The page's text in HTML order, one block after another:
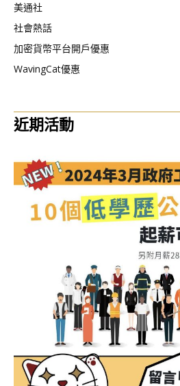
美通社
社會熱話
加密貨幣平台開戶優惠
WavingCat優惠
近期活動